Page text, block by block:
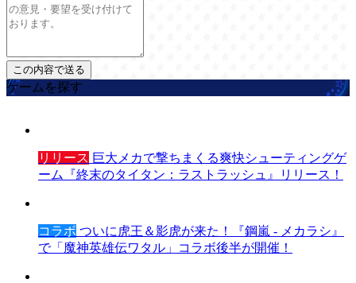
ゲームを探す
リリース 巨大メカで撃ちまくる爽快シューティングゲ
ーム『終末のタイタン：ラストラッシュ』リリース！
コラボ ついに虎王＆影虎が来た！『鋼嵐 - メカラシ』
で「魔神英雄伝ワタル」コラボ後半が開催！